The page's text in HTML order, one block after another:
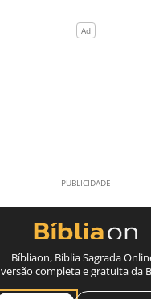
Bíbliaon, Bíblia Sagrada
versão completa e gratuita da